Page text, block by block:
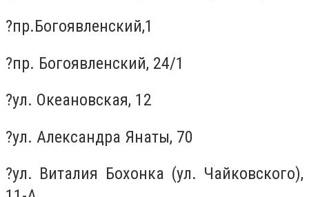
?пр.Богоявленский,1
?пр. Богоявленский, 24/1
?ул. Океановская, 12
?ул. Александра Янаты, 70
?ул. Виталия Бохонка (ул. Чайковского),